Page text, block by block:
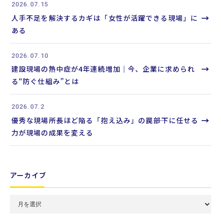
2026.07.15
人手不足を解決するカギは「女性が活躍できる現場」に
ある
→
2026.07.10
建設現場の熱中症が4年連続増加｜今、企業に求められ
る“防ぐ仕組み”とは
→
2026.07.2
優秀な現場所長ほど陥る「抱え込み」の罠――部下に任せる
力が現場の成果を変える
→
アーカイブ